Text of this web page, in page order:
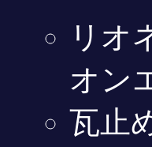
リオ
オン
瓦止